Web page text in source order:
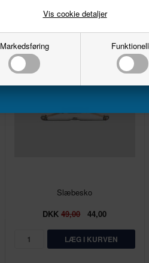
Markedsføring
Vis cookie detaljer
10%
Slæbesko
DKK49,00 44,00